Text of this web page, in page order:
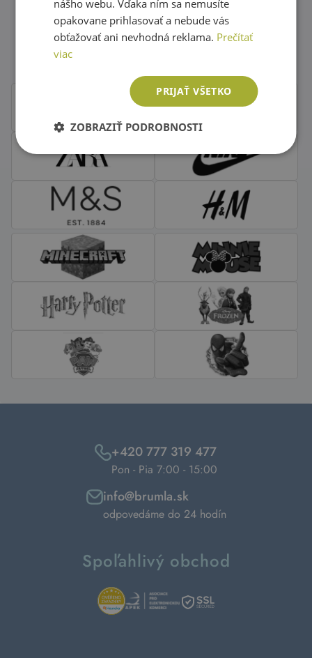
Obľúbené značky second hand
+420 777 319 477
Pon - Pia 7:00 - 15:00
info@brumla.sk
odpovedáme do 24 hodín
Spoľahlivý obchod
nášho webu. Vďaka ním sa nemusíte
opakovane prihlasovať a nebude vás
obťažovať ani nevhodná reklama. Prečítať
viac
PRIJAŤ VŠETKO
ZOBRAZIŤ PODROBNOSTI